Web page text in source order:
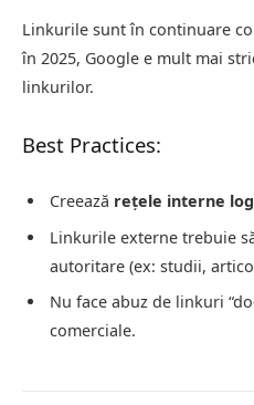
Linkurile sunt în continuare
în 2025, Google e mult mai
linkurilor.
Best Practices:
Creează rețele interne
Linkurile externe trebuie
autoritare (ex: studii,
Nu face abuz de linkuri
comerciale.